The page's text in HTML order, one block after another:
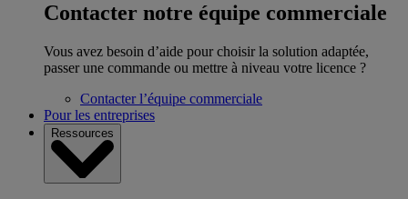
Contacter notre équipe commerciale
Vous avez besoin d’aide pour choisir la solution adaptée,
passer une commande ou mettre à niveau votre licence ?
Contacter l’équipe commerciale
Pour les entreprises
Ressources